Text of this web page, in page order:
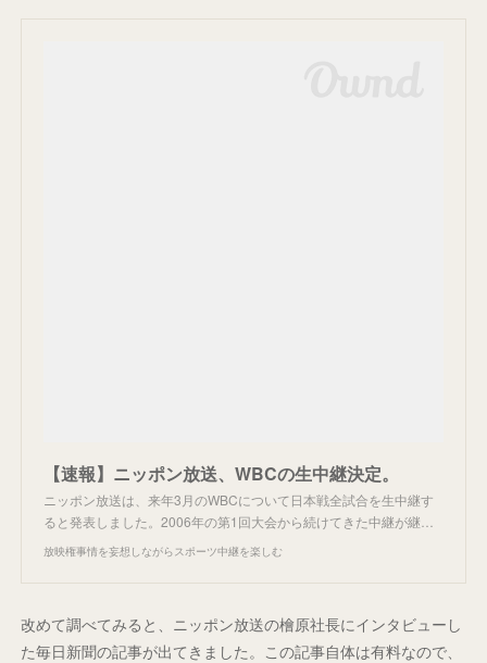
【速報】ニッポン放送、WBCの生中継決定。
ニッポン放送は、来年3月のWBCについて日本戦全試合を生中継す
ると発表しました。2006年の第1回大会から続けてきた中継が継…
放映権事情を妄想しながらスポーツ中継を楽しむ
改めて調べてみると、ニッポン放送の檜原社長にインタビューし
た毎日新聞の記事が出てきました。この記事自体は有料なので、